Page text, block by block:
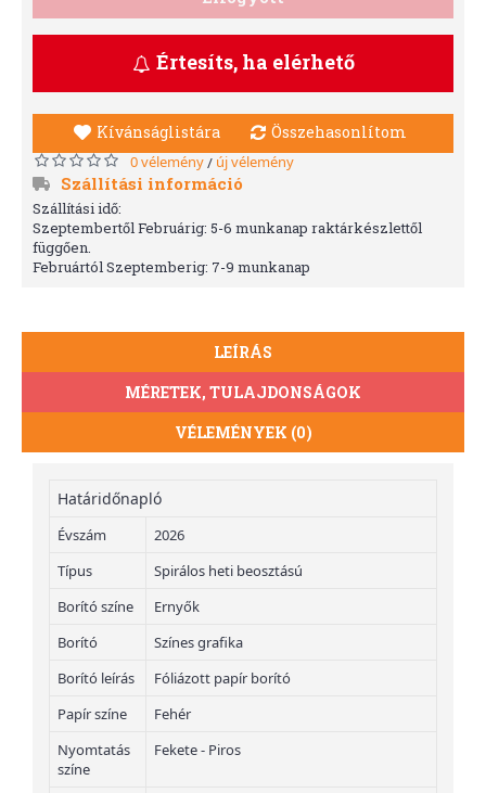
Értesíts, ha elérhető
Kívánságlistára Összehasonlítom
0 vélemény/ új vélemény
Szállítási információ
Szállítási idő:
Szeptembertől Februárig: 5-6 munkanap raktárkészlettől
függően.
Februártól Szeptemberig: 7-9 munkanap
LEÍRÁS
MÉRETEK, TULAJDONSÁGOK
VÉLEMÉNYEK (0)
Határidőnapló
Évszám
2026
Típus
Spirálos heti beosztású
Borító színe
Ernyők
Borító
Színes grafika
Borító leírás
Fóliázott papír borító
Papír színe
Fehér
Nyomtatás
színe
Fekete - Piros